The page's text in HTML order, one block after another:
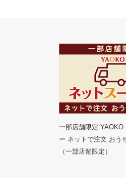
一部店舗限定 YAOKO
ー ネットで注文 おう
（一部店舗限定）